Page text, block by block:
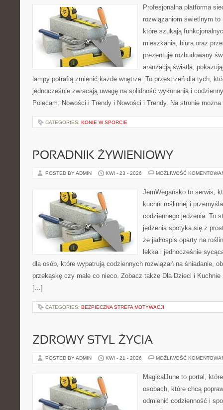
Profesjonalna platforma
rozwiązaniom świetlnym
które szukają
mieszkania, biura oraz
prezentuje rozbudowany
aranżacją światła,
lampy potrafią zmienić każde wnętrze. To przestrzeń dla tych,
jednocześnie zwracają uwagę na solidność wykonania i
Polecam: Nowości i Trendy i Nowości i Trendy. Na stronie
CATEGORIES: KONIE W SPORCIE
PORADNIK ŻYWIENIOWY
POSTED BY ADMIN KWI - 23 - 2026 MOŻLIWOŚĆ
JemWegańsko to serwis,
kuchni roślinnej i
codziennego jedzenia. To
jedzenia spotyka się z
że jadłospis oparty na
lekka i jednocześnie
dla osób, które wypatrują codziennych rozwiązań na śniadanie,
przekąskę czy małe co nieco. Zobacz także Dla Dzieci i
[…]
CATEGORIES: BEZPIECZNA STREFA MOTYWACJI
ZDROWY STYL ŻYCIA
POSTED BY ADMIN KWI - 21 - 2026 MOŻLIWOŚĆ
MagicalJune to portal,
osobach, które chcą
odmienić codzienność i